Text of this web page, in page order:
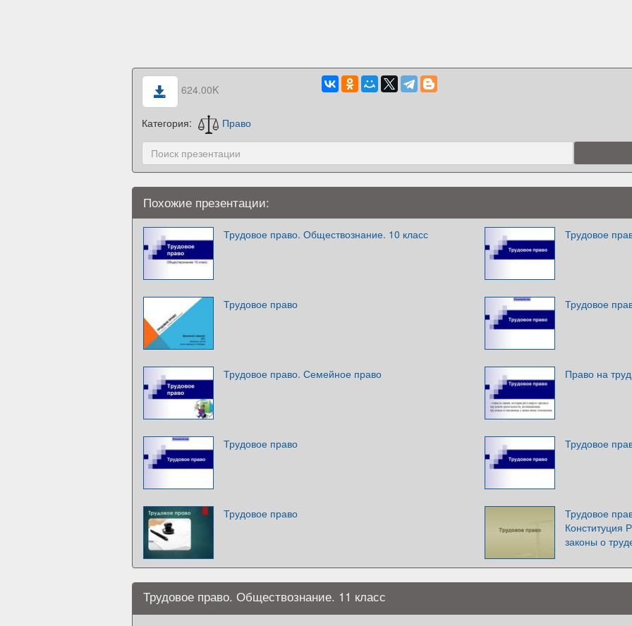
624.00K
Категория: Право
Похожие презентации:
Трудовое право. Обществознание. 10 класс Трудовое
Трудовое право Трудовое
Трудовое право. Семейное право Право на
Трудовое право Трудовое
Трудовое право
Трудовое
Конституция
законы о
Трудовое право. Обществознание. 11 класс